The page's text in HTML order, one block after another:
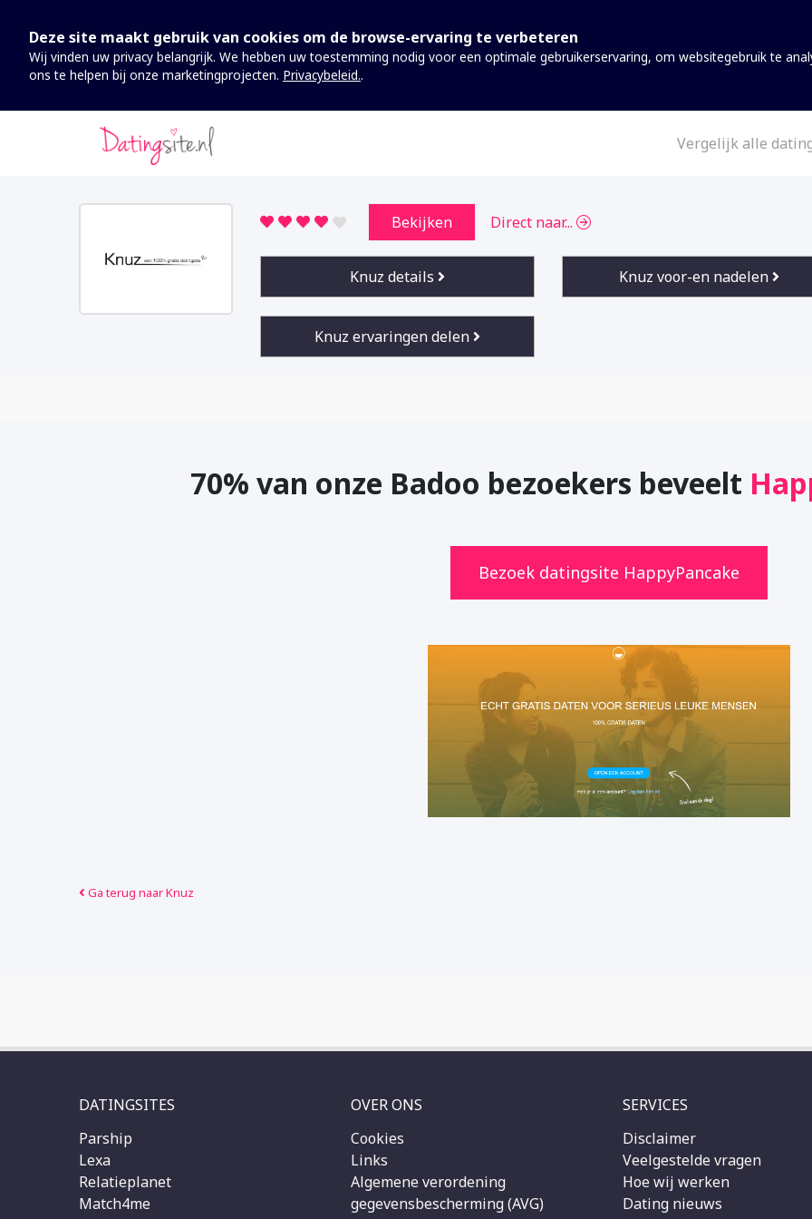
Vergelijk alle
Bekijken Direct naar...
Knuz details Knuz voor-en nadelen
Knuz ervaringen delen
70% van onze Badoo bezoekers beveelt
Bezoek datingsite HappyPancake
Ga terug naar Knuz
DATINGSITES
Parship
Lexa
Relatieplanet
Match4me
OVER ONS
Cookies
Links
Algemene verordening
gegevensbescherming (AVG)
SERVICES
Disclaimer
Veelgestelde vragen
Hoe wij werken
Dating nieuws
Deze site maakt gebruik van cookies om de browse-ervaring te verbeteren
Wij vinden uw privacy belangrijk. We hebben uw toestemming nodig voor een optimale gebruikerservaring, om websitegebruik te
ons te helpen bij onze marketingprojecten. Privacybeleid..
Deze cookies kunnen niet worden uitgeschakeld. Ze zijn nodig om de
verbeteren, willen we analytics verzamelen. Aan de hand van deze
Door uw surfgedrag op onze website te delen, kunnen wij u van dienst